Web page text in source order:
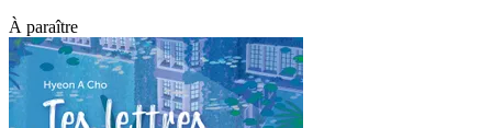
À paraître